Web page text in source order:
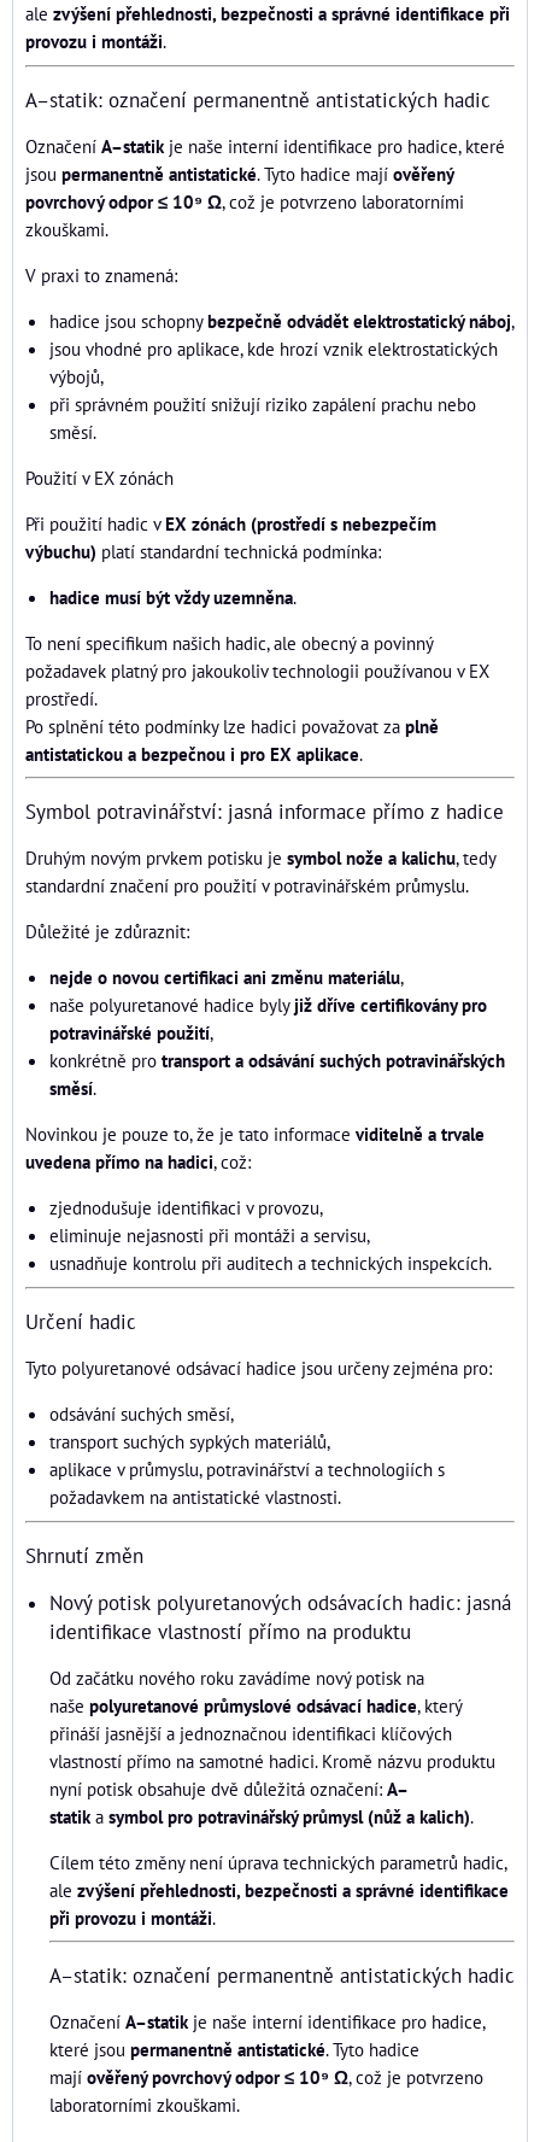
ale zvýšení přehlednosti, bezpečnosti a správné identifikace při
provozu i montáži.
A–statik: označení permanentně antistatických hadic
Označení A–statik je naše interní identifikace pro hadice, které
jsou permanentně antistatické. Tyto hadice mají ověřený
povrchový odpor ≤ 10⁹ Ω, což je potvrzeno laboratorními
zkouškami.
V praxi to znamená:
hadice jsou schopnybezpečně odvádět elektrostatický náboj,
jsou vhodné pro aplikace, kde hrozí vznik elektrostatických
výbojů,
při správném použití snižují riziko zapálení prachu nebo
směsí.
Použití v EX zónách
Při použití hadic vEX zónách (prostředí s nebezpečím
výbuchu) platí standardní technická podmínka:
hadice musí být vždy uzemněna.
To není specifikum našich hadic, ale obecný a povinný
požadavek platný pro jakoukoliv technologii používanou v EX
prostředí.
Po splnění této podmínky lze hadici považovat za plně
antistatickou a bezpečnou i pro EX aplikace.
Symbol potravinářství: jasná informace přímo z hadice
Druhým novým prvkem potisku je symbol nože a kalichu, tedy
standardní značení pro použití v potravinářském průmyslu.
Důležité je zdůraznit:
nejde o novou certifikaci ani změnu materiálu,
naše polyuretanové hadice bylyjiž dříve certifikovány pro
potravinářské použití,
konkrétně pro transport a odsávání suchých potravinářských
směsí.
Novinkou je pouze to, že je tato informace viditelně a trvale
uvedena přímo na hadici, což:
zjednodušuje identifikaci v provozu,
eliminuje nejasnosti při montáži a servisu,
usnadňuje kontrolu při auditech a technických inspekcích.
Určení hadic
Tyto polyuretanové odsávací hadice jsou určeny zejména pro:
odsávání suchých směsí,
transport suchých sypkých materiálů,
aplikace v průmyslu, potravinářství a technologiích s
požadavkem na antistatické vlastnosti.
Shrnutí změn
Nový potisk polyuretanových odsávacích hadic: jasná
identifikace vlastností přímo na produktu
Od začátku nového roku zavádíme nový potisk na
naše polyuretanové průmyslové odsávací hadice, který
přináší jasnější a jednoznačnou identifikaci klíčových
vlastností přímo na samotné hadici. Kromě názvu produktu
nyní potisk obsahuje dvě důležitá označení: A–
statik a symbol pro potravinářský průmysl (nůž a kalich).
Cílem této změny není úprava technických parametrů hadic,
ale zvýšení přehlednosti, bezpečnosti a správné identifikace
při provozu i montáži.
A–statik: označení permanentně antistatických hadic
Označení A–statikje naše interní identifikace pro hadice,
které jsou permanentně antistatické. Tyto hadice
mají ověřený povrchový odpor ≤ 10⁹ Ω, což je potvrzeno
laboratorními zkouškami.